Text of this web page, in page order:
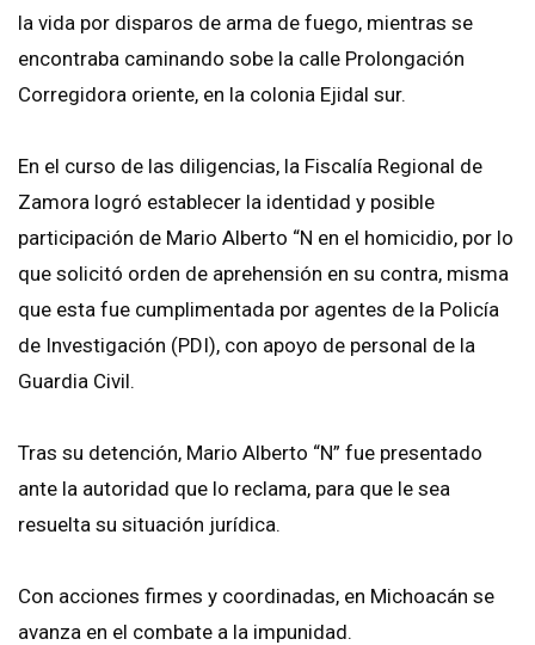
la vida por disparos de arma de fuego, mientras se
encontraba caminando sobe la calle Prolongación
Corregidora oriente, en la colonia Ejidal sur.
En el curso de las diligencias, la Fiscalía Regional de
Zamora logró establecer la identidad y posible
participación de Mario Alberto “N en el homicidio, por lo
que solicitó orden de aprehensión en su contra, misma
que esta fue cumplimentada por agentes de la Policía
de Investigación (PDI), con apoyo de personal de la
Guardia Civil.
Tras su detención, Mario Alberto “N” fue presentado
ante la autoridad que lo reclama, para que le sea
resuelta su situación jurídica.
Con acciones firmes y coordinadas, en Michoacán se
avanza en el combate a la impunidad.